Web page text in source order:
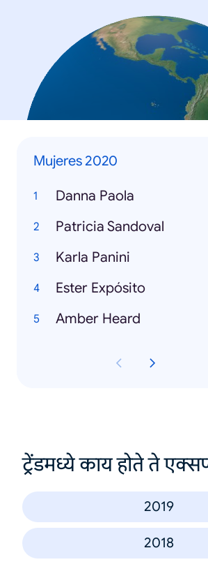
Mujeres 2020
Danna Paola
Patricia Sandoval
Karla Panini
Ester Expósito
Amber Heard
ट्रेंडमध्ये काय होते ते
2019
2018